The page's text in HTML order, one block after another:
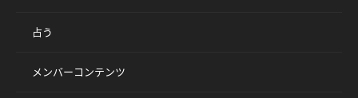
占う
メンバーコンテンツ